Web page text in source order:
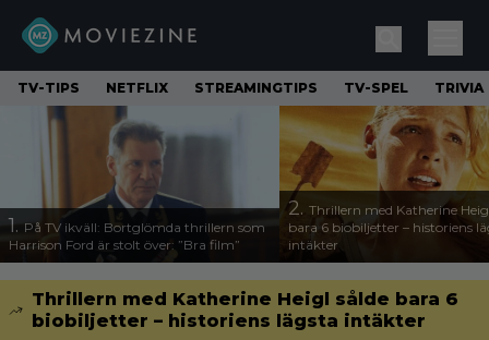
TV-TIPS NETFLIX STREAMINGTIPS TV-SPEL TRIVIA
1. På TV ikväll: Bortglömda thrillern som
Harrison Ford är stolt över: ”Bra film”
2. Thrillern med Katherine
bara 6 biobiljetter – historiens
intäkter
Thrillern med Katherine Heigl sålde bara 6
biobiljetter – historiens lägsta intäkter